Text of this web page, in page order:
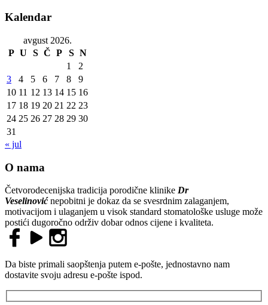
Kalendar
avgust 2026.
P U S Č P S N
1
2
3
4 5 6 7 8
9
10 11 12 13 14 15 16
17 18 19 20 21 22 23
24 25 26 27 28 29 30
31
« jul
O nama
Četvorodecenijska tradicija porodične klinike Dr
Veselinovićnepobitni je dokaz da se svesrdnim zalaganjem,
motivacijom i ulaganjem u visok standard stomatološke usluge može
postići dugoročno održiv dobar odnos cijene i kvaliteta.
Da biste primali saopštenja putem e-pošte, jednostavno nam
dostavite svoju adresu e-pošte ispod.